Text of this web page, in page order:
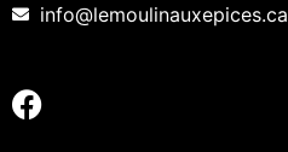
info@lemoulinauxepices.ca